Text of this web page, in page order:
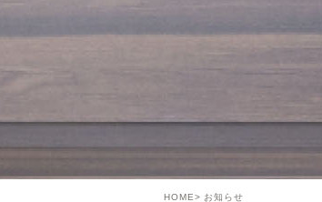
HOME お知らせ